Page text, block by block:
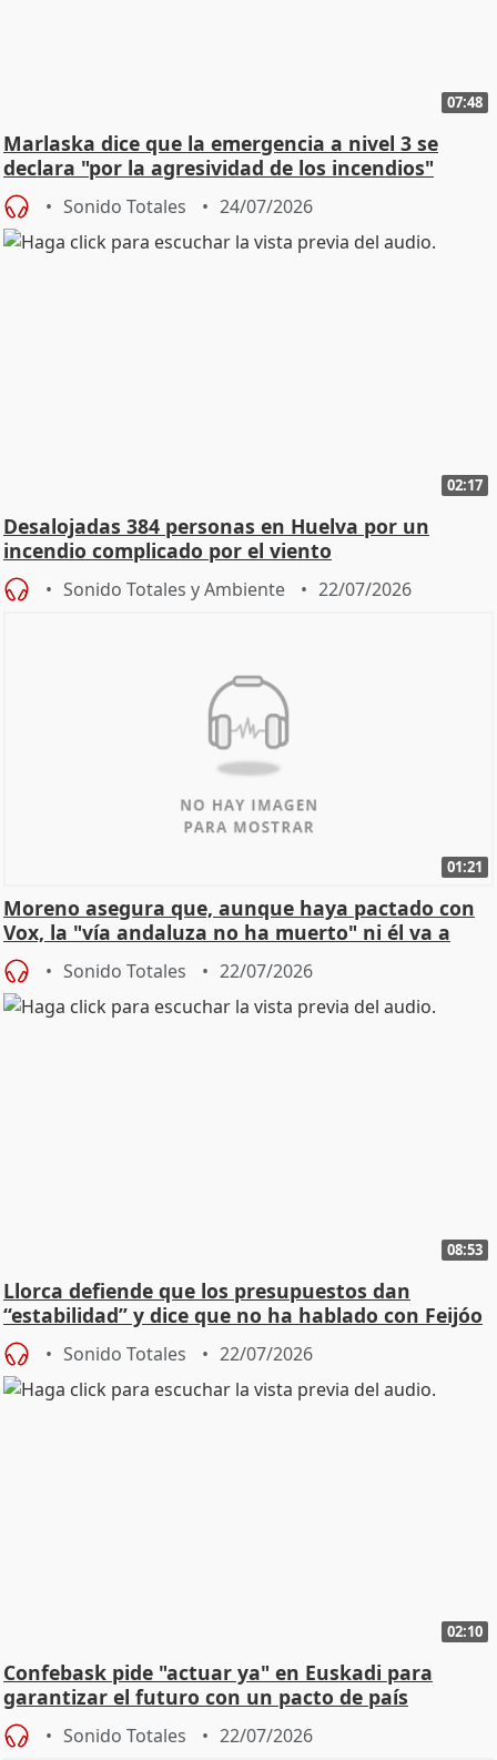
07:48
Marlaska dice que la emergencia a nivel 3 se
declara "por la agresividad de los incendios"
Sonido Totales 24/07/2026
02:17
Desalojadas 384 personas en Huelva por un
incendio complicado por el viento
Sonido Totales y Ambiente 22/07/2026
01:21
Moreno asegura que, aunque haya pactado con
Vox, la "vía andaluza no ha muerto" ni él va a
"cambiar"
Sonido Totales 22/07/2026
08:53
Llorca defiende que los presupuestos dan
“estabilidad” y dice que no ha hablado con Feijóo
Sonido Totales 22/07/2026
02:10
Confebask pide "actuar ya" en Euskadi para
garantizar el futuro con un pacto de país
Sonido Totales 22/07/2026